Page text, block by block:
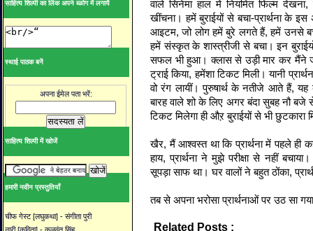
साहित्य शिल्पी का लिंक अपने ब्ळोग में लगायें
स्थाई पाठक बनें
अपना ईमेल पता भरें:
साहित्य शिल्पी में खोजें
हमारी नवीन प्रस्तुतियाँ
चीफ गेस्ट [लघुकथा] - संगीता पुरी
वाले सिनेमा हाल में नियमित फिल्म
खींचना। हमें बुराईयों से बचा-प्रार्थना के
आइटम, जो लोग हमें बुरे लगते हैं, हमें उनसे
हमें संस्कृत के शास्त्रीजी से बचा। इन
सफल भी हुआ। क्लास से उड़ी मार कर मैंने
ट्राई किया, हमेंशा टिकट मिली। यानी
वो रंग लायीं। पुरुषार्थ के नतीजे आते हैं,
बारह वाले शो के लिए अगर बंदा सुबह नौ बजे
टिकट मिलेगा ही औऱ बुराईयों से भी छुटकारा
खैर, मैं आश्वस्त था कि प्रार्थना में पहले ही
हाय, प्रार्थना ने मुझे परीक्षा से नहीं बचाया।
सूपड़ा साफ था। घर वालों ने बहुत ठोंका,
तब से अपना भरोसा प्रार्थनाओं पर उठ सा
Related Posts :